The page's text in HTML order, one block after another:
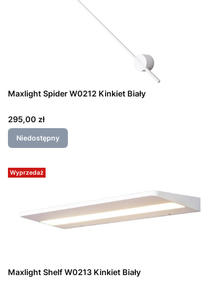
Maxlight Spider W0212 Kinkiet Biały
Cena
295,00 zł
Niedostępny
Wyprzedaż
Maxlight Shelf W0213 Kinkiet Biały